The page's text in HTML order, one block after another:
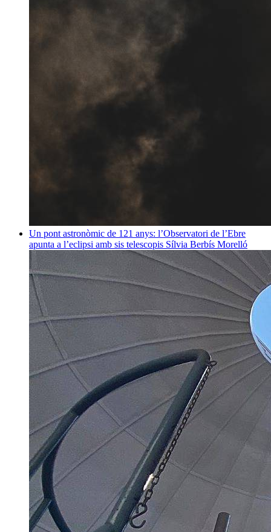
Un pont astronòmic de 121 anys: l’Observatori de l’Ebre
apunta a l’eclipsi amb sis telescopis Sílvia Berbís Morelló